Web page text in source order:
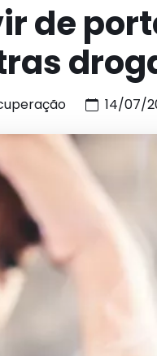
de
14/07/